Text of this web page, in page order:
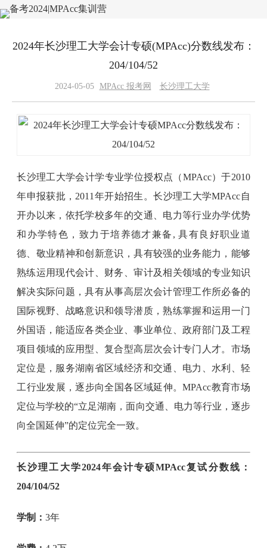
2024年长沙理工大学会计专硕(MPAcc)分数线发布：
204/104/52
2024-05-05 MPAcc 报考网 长沙理工大学
长沙理工大学会计学专业学位授权点（MPAcc）于2010
年申报获批，2011年开始招生。长沙理工大学MPAcc自
开办以来，依托学校多年的交通、电力等行业办学优势
和办学特色，致力于培养德才兼备, 具有良好职业道
德、敬业精神和创新意识，具有较强的业务能力，能够
熟练运用现代会计、财务、审计及相关领域的专业知识
解决实际问题，具有从事高层次会计管理工作所必备的
国际视野、战略意识和领导潜质，熟练掌握和运用一门
外国语，能适应各类企业、事业单位、政府部门及工程
项目领域的应用型、复合型高层次会计专门人才。市场
定位是，服务湖南省区域经济和交通、电力、水利、轻
工行业发展，逐步向全国各区域延伸。MPAcc教育市场
定位与学校的“立足湖南，面向交通、电力等行业，逐步
向全国延伸”的定位完全一致。
长沙理工大学2024年会计专硕MPAcc复试分数线：
204/104/52
学制：3年